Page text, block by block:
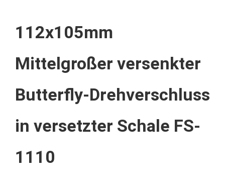
112x105mm
Mittelgroßer versenkter
Butterfly-Drehverschluss
in versetzter Schale FS-
1110